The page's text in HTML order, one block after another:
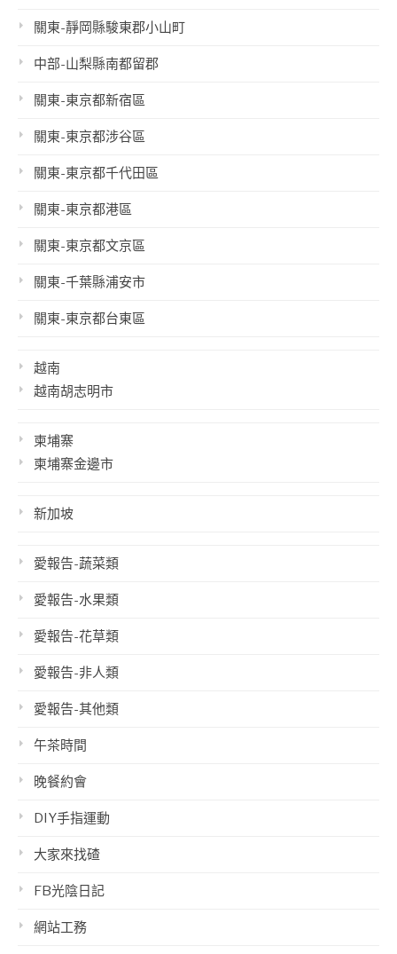
關東-靜岡縣駿東郡小山町
中部-山梨縣南都留郡
關東-東京都新宿區
關東-東京都涉谷區
關東-東京都千代田區
關東-東京都港區
關東-東京都文京區
關東-千葉縣浦安市
關東-東京都台東區
越南
越南胡志明市
柬埔寨
柬埔寨金邊市
新加坡
愛報告-蔬菜類
愛報告-水果類
愛報告-花草類
愛報告-非人類
愛報告-其他類
午茶時間
晚餐約會
DIY手指運動
大家來找碴
FB光陰日記
網站工務